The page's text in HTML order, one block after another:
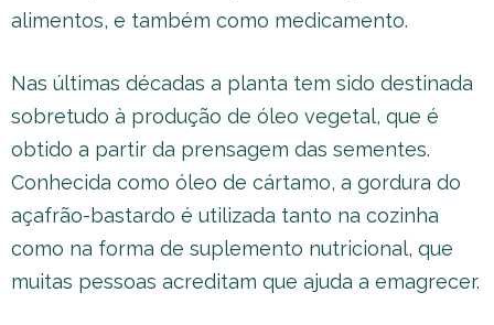
alimentos, e também como medicamento.
Nas últimas décadas a planta tem sido destinada
sobretudo à produção de óleo vegetal, que é
obtido a partir da prensagem das sementes.
Conhecida como óleo de cártamo, a gordura do
açafrão-bastardo é utilizada tanto na cozinha
como na forma de suplemento nutricional, que
muitas pessoas acreditam que ajuda a emagrecer.